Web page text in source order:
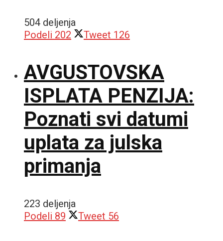
504 deljenja
Podeli 202 Tweet 126
AVGUSTOVSKA
ISPLATA PENZIJA:
Poznati svi datumi
uplata za julska
primanja
223 deljenja
Podeli 89 Tweet 56